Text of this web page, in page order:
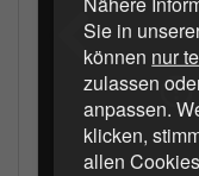
Sie in
können nur
zulassen
anpassen.
klicken,
allen